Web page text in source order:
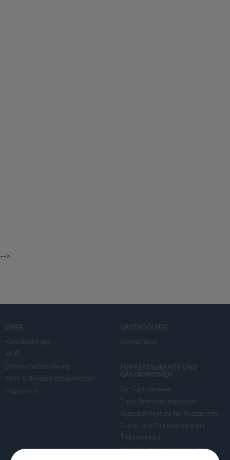
-->
ÜBER
Kontaktanfrage
AGB
Datenschutzerklärung
APP- & Benutzerdaten löschen
Impressum
GASTROGUIDE
Deutschland
FÜR RESTAURANTS UND
GASTRONOMEN
Für Gastronomen
Tisch Reservierungsystem
Gutscheinsystem für Restaurants
Event- und Ticketsystem mit
Ticketverkauf
Bestellsystem Lieferung und